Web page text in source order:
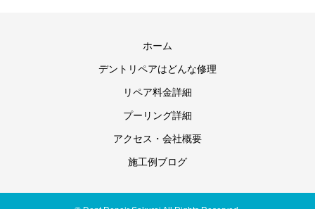
ホーム
デントリペアはどんな修理
リペア料金詳細
プーリング詳細
アクセス・会社概要
施工例ブログ